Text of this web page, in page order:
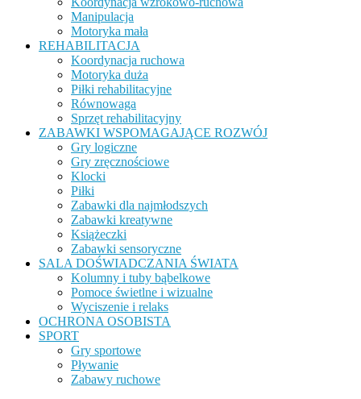
Manipulacja
Motoryka mała
REHABILITACJA
Koordynacja ruchowa
Motoryka duża
Piłki rehabilitacyjne
Równowaga
Sprzęt rehabilitacyjny
ZABAWKI WSPOMAGAJĄCE ROZWÓJ
Gry logiczne
Gry zręcznościowe
Klocki
Piłki
Zabawki dla najmłodszych
Zabawki kreatywne
Książeczki
Zabawki sensoryczne
SALA DOŚWIADCZANIA ŚWIATA
Kolumny i tuby bąbelkowe
Pomoce świetlne i wizualne
Wyciszenie i relaks
OCHRONA OSOBISTA
SPORT
Gry sportowe
Pływanie
Zabawy ruchowe